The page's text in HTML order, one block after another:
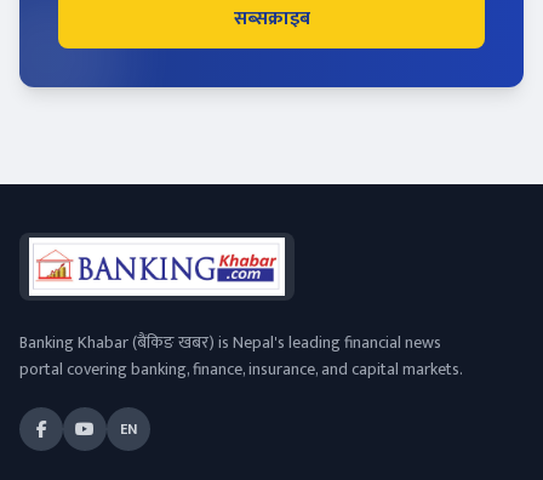
सब्सक्राइब
Banking Khabar (बैंकिङ खबर) is Nepal's leading financial news
portal covering banking, finance, insurance, and capital markets.
EN